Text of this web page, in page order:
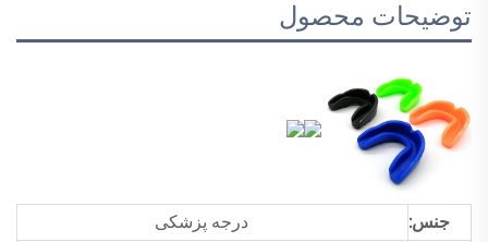
توضیحات محصول
جنس:
درجه پزشکی